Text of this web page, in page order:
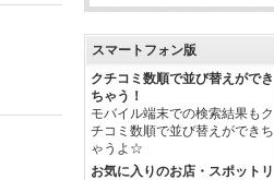
スマートフォン版
クチコミ数順で並び替えができ
ちゃう！
モバイル端末での検索結果もク
チコミ数順で並び替えができち
ゃうよ☆
お気に入りのお店・スポットリ